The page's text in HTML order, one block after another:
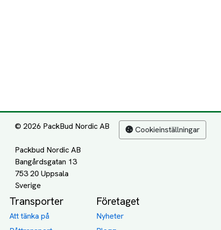
© 2026 PackBud Nordic AB
Packbud Nordic AB
Bangårdsgatan 13
753 20 Uppsala
Cookieinställningar
Transporter
Att tänka på
Företaget
Nyheter